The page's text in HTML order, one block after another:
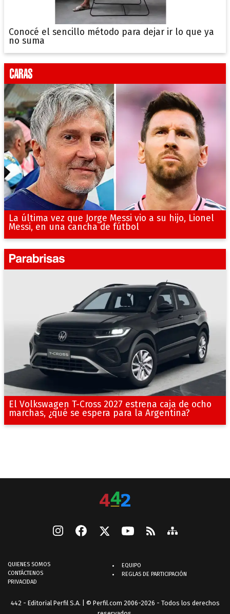
Conocé el sencillo método para dejar ir lo que ya
no suma
La última vez que Jorge Messi vio a su hijo, Lionel
Messi, en una cancha de fútbol
El Volkswagen T-Cross 2027 estrena caja de ocho
marchas, ¿qué se espera para la Argentina?
QUIENES SOMOS
CONTÁCTENOS
PRIVACIDAD
EQUIPO
REGLAS DE PARTICIPACIÓN
442 - Editorial Perfil S.A. | © Perfil.com 2006-2026 - Todos los derechos